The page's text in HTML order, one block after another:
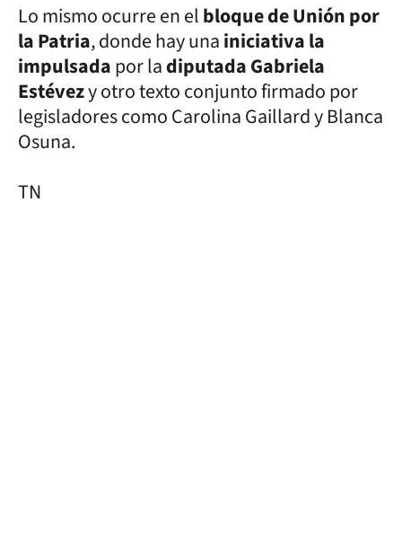
Lo mismo ocurre en elbloque de Unión por
la Patria, donde hay unainiciativa la
impulsadapor ladiputada Gabriela
Estévezy otro texto conjunto firmado por
legisladores como Carolina Gaillard y Blanca
Osuna.
TN